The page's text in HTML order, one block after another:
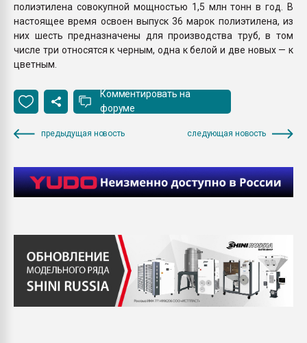
полиэтилена совокупной мощностью 1,5 млн тонн в год. В
настоящее время освоен выпуск 36 марок полиэтилена, из
них шесть предназначены для производства труб, в том
числе три относятся к черным, одна к белой и две новых — к
цветным.
Комментировать на
форуме
предыдущая новость следующая новость